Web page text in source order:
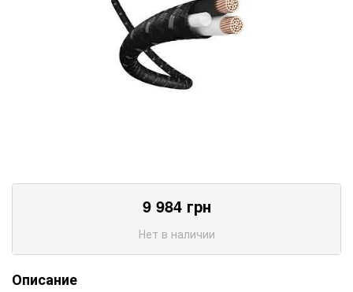
9 984грн
Нет в наличии
Описание